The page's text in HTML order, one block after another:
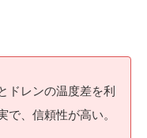
ドレンの温度差を利
で、信頼性が高い。